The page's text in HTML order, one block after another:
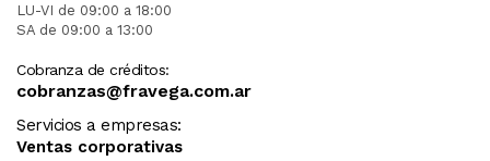
LU-VI de 09:00 a 18:00
SA de 09:00 a 13:00
Cobranza de créditos:
cobranzas@fravega.com.ar
Servicios a empresas:
Ventas corporativas